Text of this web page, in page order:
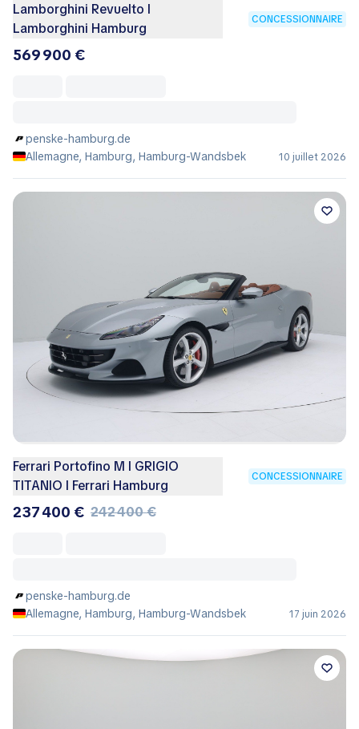
Lamborghini Revuelto I
Lamborghini Hamburg
CONCESSIONNAIRE
569 900 €
penske-hamburg.de
Allemagne, Hamburg, Hamburg-Wandsbek
10 juillet 2026
Ferrari Portofino M I GRIGIO
TITANIO I Ferrari Hamburg
CONCESSIONNAIRE
237 400 € 242 400 €
penske-hamburg.de
Allemagne, Hamburg, Hamburg-Wandsbek
17 juin 2026